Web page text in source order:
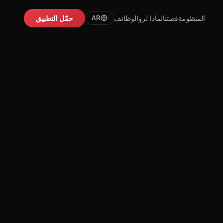
المنظومةقصتنالماذا لزوالوظائف AR حمّل التطبيق